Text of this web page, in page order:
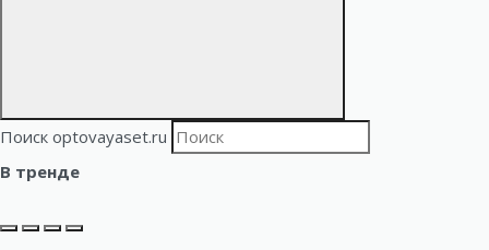
Поиск optovayaset.ru
В тренде